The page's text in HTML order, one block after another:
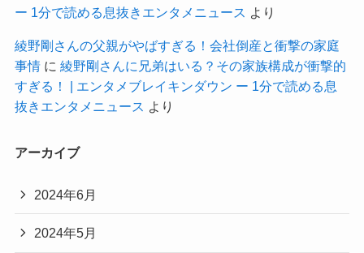
ー 1分で読める息抜きエンタメニュース より
綾野剛さんの父親がやばすぎる！会社倒産と衝撃の家庭
事情に 綾野剛さんに兄弟はいる？その家族構成が衝撃的
すぎる！ | エンタメブレイキンダウン ー 1分で読める息
抜きエンタメニュース より
アーカイブ
2024年6月
2024年5月